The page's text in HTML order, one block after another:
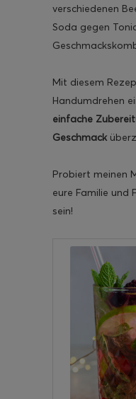
verschiedenen
Soda gegen
Mit diesem
Handumdrehen
einfache
Geschmack
Probiert meinen
eure Familie und
sein!